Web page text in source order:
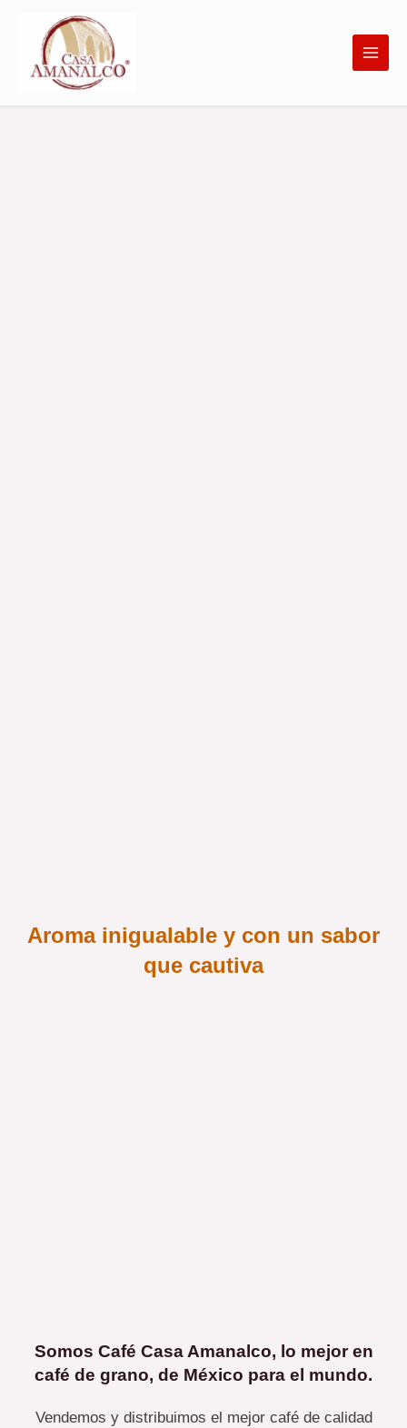
Aroma inigualable y con un sabor
que cautiva
Somos Café Casa Amanalco, lo mejor en
café de grano, de México para el mundo.
Vendemos y distribuimos el mejor café de calidad